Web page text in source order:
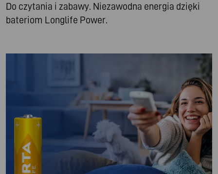
Do czytania i zabawy. Niezawodna energia dzięki
bateriom Longlife Power.